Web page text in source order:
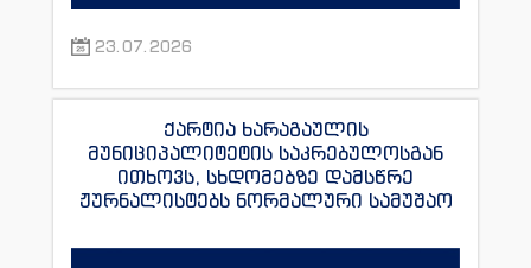
23.07.2026
ქარტია ხარაგაულის
მუნიციპალიტეტის საკრებულოსგან
ითხოვს, სხდომებზე დამსწრე
ჟურნალისტებს ნორმალური სამუშაო